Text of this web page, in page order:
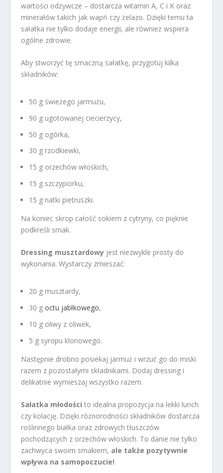
wartości odżywcze – dostarcza witamin A, C i K oraz
minerałów takich jak wapń czy żelazo. Dzięki temu ta
sałatka nie tylko dodaje energii, ale również wspiera
ogólne zdrowie.
Aby stworzyć tę smaczną sałatkę, przygotuj kilka
składników:
50 g świeżego jarmużu,
90 g ugotowanej ciecierzycy,
50 g ogórka,
30 g rzodkiewki,
15 g orzechów włoskich,
15 g szczypiorku,
15 g natki pietruszki.
Na koniec skrop całość sokiem z cytryny, co pięknie
podkreśli smak.
Dressing musztardowy jest niezwykle prosty do
wykonania. Wystarczy zmieszać:
20 g musztardy,
30 goctu jabłkowego,
10 g oliwy z oliwek,
5 g syropu klonowego.
Następnie drobno posiekaj jarmuż i wrzuć go do miski
razem z pozostałymi składnikami. Dodaj dressing i
delikatnie wymieszaj wszystko razem.
Sałatka młodości to idealna propozycja na lekki lunch
czy kolację. Dzięki różnorodności składników dostarcza
roślinnego białka oraz zdrowych tłuszczów
pochodzących z orzechów włoskich. To danie nie tylko
zachwyca swoim smakiem, ale także pozytywnie
wpływa na samopoczucie!